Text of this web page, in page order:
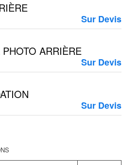
Sur Devis
ARRIÈRE
Sur Devis
Sur Devis